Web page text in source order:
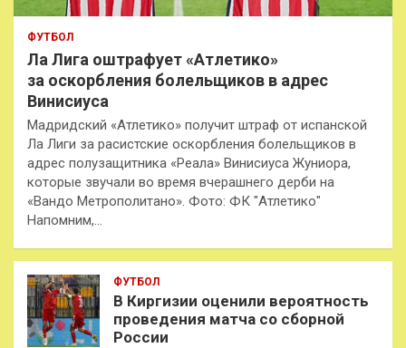
ФУТБОЛ
Ла Лига оштрафует «Атлетико»
за оскорбления болельщиков в адрес
Винисиуса
Мадридский «Атлетико» получит штраф от испанской
Ла Лиги за расистские оскорбления болельщиков в
адрес полузащитника «Реала» Винисиуса Жуниора,
которые звучали во время вчерашнего дерби на
«Вандо Метрополитано». Фото: ФК "Атлетико"
Напомним,…
ФУТБОЛ
В Киргизии оценили вероятность
проведения матча со сборной
России